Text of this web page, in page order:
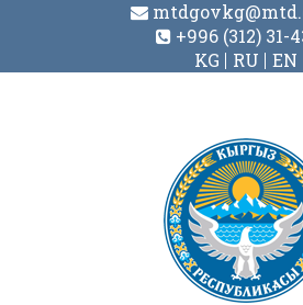
+996 (312) 31-
KG
RU EN